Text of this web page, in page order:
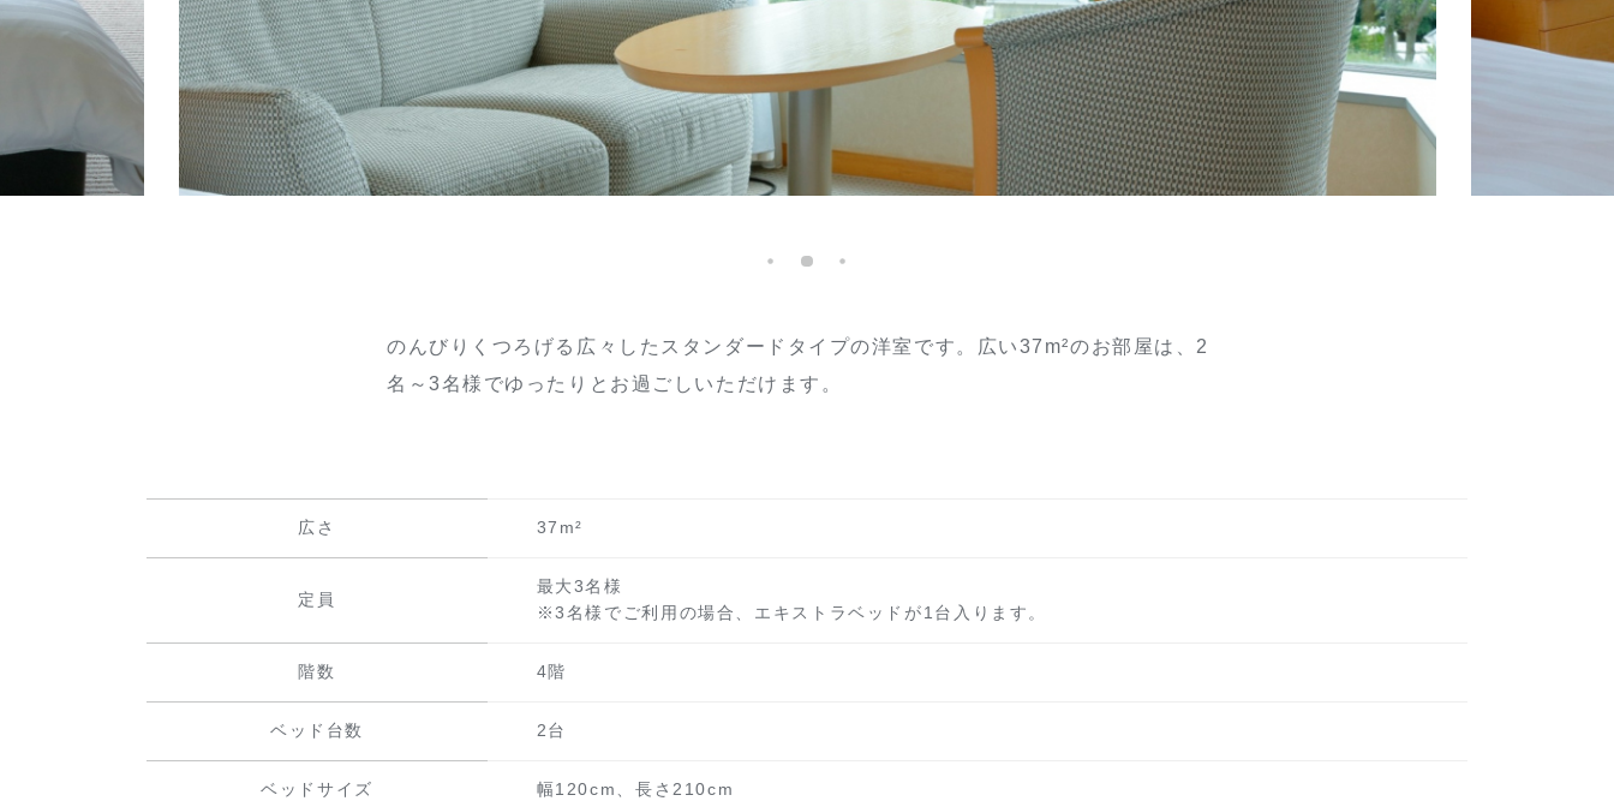
のんびりくつろげる広々したスタンダードタイプの洋室です。広い37m²のお部屋は、2
名～3名様でゆったりとお過ごしいただけます。
広さ 37m²
定員
最大3名様
※3名様でご利用の場合、エキストラベッドが1台入ります。
階数 4階
ベッド台数 2台
ベッドサイズ 幅120cm、長さ210cm